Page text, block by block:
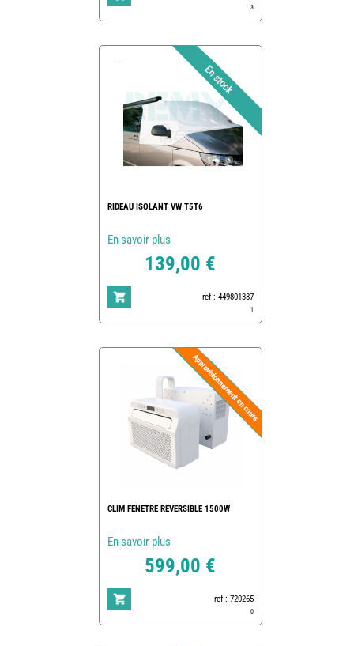
3
RIDEAU ISOLANT VW T5T6
En savoir plus
139,00 €
ref : 449801387
1
CLIM FENETRE REVERSIBLE 1500W
En savoir plus
599,00 €
ref : 720265
0